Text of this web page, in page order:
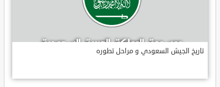
تاريخ الجيش السعودي و مراحل تطوره